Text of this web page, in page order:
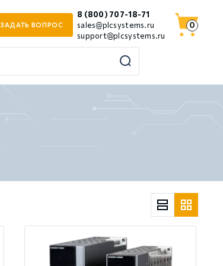
ЗАДАТЬ ВОПРОС
8 (800) 707-18-71
sales@plcsystems.ru
support@plcsystems.ru
0